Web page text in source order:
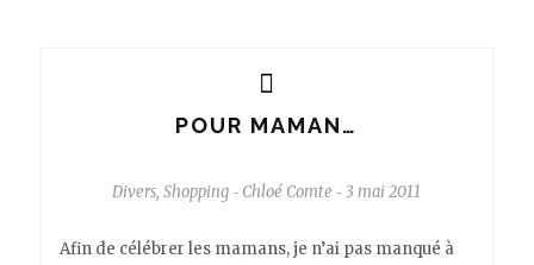
POUR MAMAN…
Divers,Shopping - Chloé Comte - 3 mai 2011
Afin de célébrer les mamans, je n’ai pas manqué à